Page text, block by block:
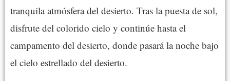
tranquila atmósfera del desierto. Tras la puesta de sol,
disfrute del colorido cielo y continúe hasta el
campamento del desierto, donde pasará la noche bajo
el cielo estrellado del desierto.